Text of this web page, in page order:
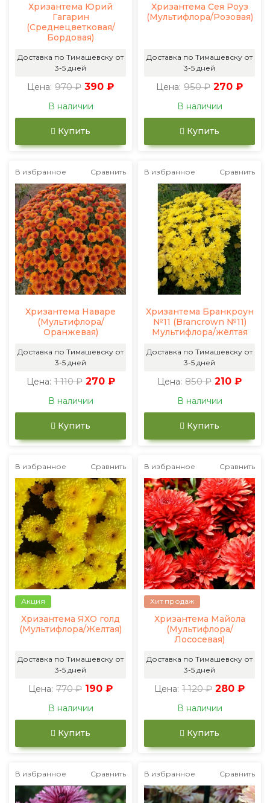
Хризантема Юрий
Гагарин
(Среднецветковая/
Бордовая)
Доставка по Тимашевску от
3-5 дней
Цена: 970 ₽ 390 ₽
В наличии
Купить
Хризантема Сея Роуз
(Мультифлора/Розовая)
Доставка по Тимашевску от
3-5 дней
Цена: 950 ₽ 270 ₽
В наличии
Купить
В избранное Сравнить
Хризантема Наваре
(Мультифлора/
Оранжевая)
Доставка по Тимашевску от
3-5 дней
Цена: 1 110 ₽ 270 ₽
В наличии
Купить
В избранное Сравнить
Хризантема Бранкроун
№11 (Brancrown №11)
Мультифлора/жёлтая
Доставка по Тимашевску от
3-5 дней
Цена: 850 ₽ 210 ₽
В наличии
Купить
В избранное Сравнить
Акция
Хризантема ЯХО голд
(Мультифлора/Желтая)
Доставка по Тимашевску от
3-5 дней
Цена: 770 ₽ 190 ₽
В наличии
Купить
В избранное Сравнить
Хит продаж
Хризантема Майола
(Мультифлора/
Лососевая)
Доставка по Тимашевску от
3-5 дней
Цена: 1 120 ₽ 280 ₽
В наличии
Купить
В избранное Сравнить В избранное Сравнить